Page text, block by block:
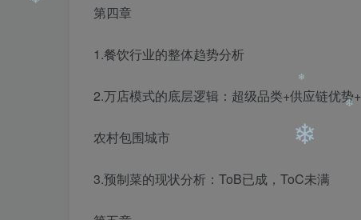
第四章
1.餐饮行业的整体趋势分析
2.万店模式的底层逻辑：超级品类+供应链优势+
农村包围城市
3.预制菜的现状分析：ToB已成，ToC未满
❄